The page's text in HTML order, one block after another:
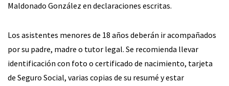
Maldonado González en declaraciones escritas.
Los asistentes menores de 18 años deberán ir acompañados
por su padre, madre o tutor legal. Se recomienda llevar
identificación con foto o certificado de nacimiento, tarjeta
de Seguro Social, varias copias de su resumé y estar